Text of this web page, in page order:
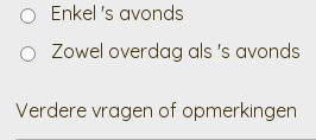
Enkel 's avonds
Zowel overdag als 's avonds
Verdere vragen of opmerkingen